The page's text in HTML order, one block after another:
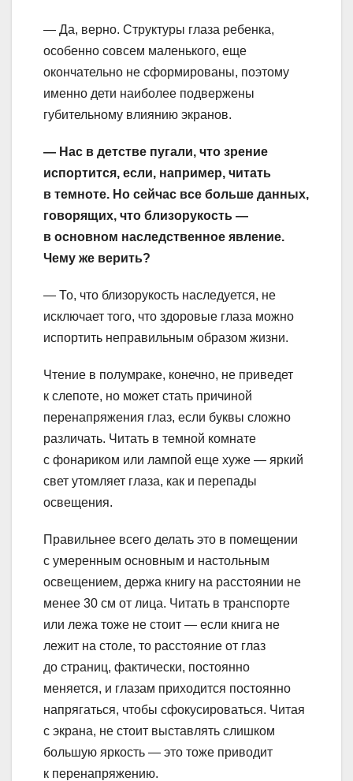
— Да, верно. Структуры глаза ребенка,
особенно совсем маленького, еще
окончательно не сформированы, поэтому
именно дети наиболее подвержены
губительному влиянию экранов.
— Нас в детстве пугали, что зрение
испортится, если, например, читать
в темноте. Но сейчас все больше данных,
говорящих, что близорукость —
в основном наследственное явление.
Чему же верить?
— То, что близорукость наследуется, не
исключает того, что здоровые глаза можно
испортить неправильным образом жизни.
Чтение в полумраке, конечно, не приведет
к слепоте, но может стать причиной
перенапряжения глаз, если буквы сложно
различать. Читать в темной комнате
с фонариком или лампой еще хуже — яркий
свет утомляет глаза, как и перепады
освещения.
Правильнее всего делать это в помещении
с умеренным основным и настольным
освещением, держа книгу на расстоянии не
менее 30 см от лица. Читать в транспорте
или лежа тоже не стоит — если книга не
лежит на столе, то расстояние от глаз
до страниц, фактически, постоянно
меняется, и глазам приходится постоянно
напрягаться, чтобы сфокусироваться. Читая
с экрана, не стоит выставлять слишком
большую яркость — это тоже приводит
к перенапряжению.